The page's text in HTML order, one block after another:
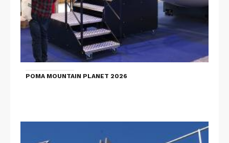
POMA MOUNTAIN PLANET 2026